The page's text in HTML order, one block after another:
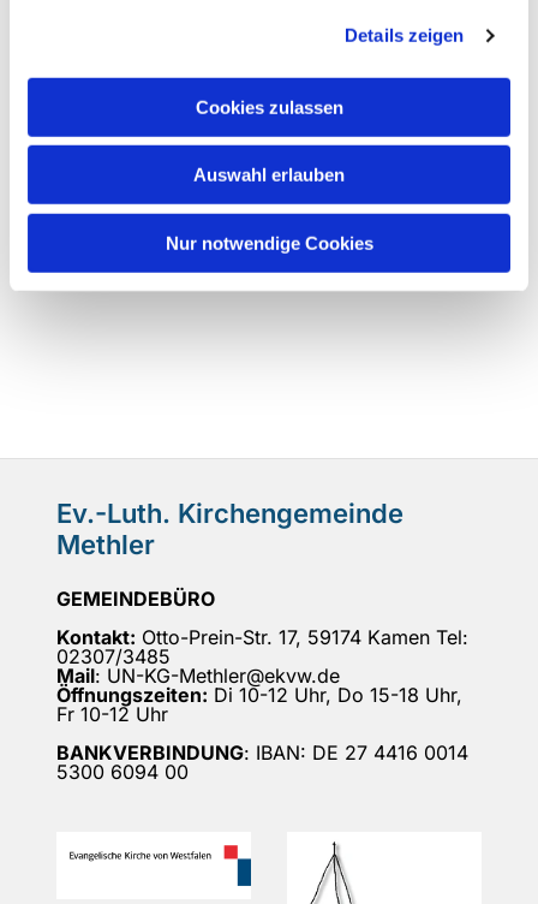
Details zeigen
Cookies zulassen
Auswahl erlauben
Nur notwendige Cookies
Ev.-Luth. Kirchengemeinde
Methler
GEMEINDEBÜRO
Kontakt: Otto-Prein-Str. 17, 59174 Kamen Tel:
02307/3485
Mail: UN-KG-Methler@ekvw.de
Öffnungszeiten: Di 10-12 Uhr, Do 15-18 Uhr,
Fr 10-12 Uhr
BANKVERBINDUNG: IBAN: DE 27 4416 0014
5300 6094 00